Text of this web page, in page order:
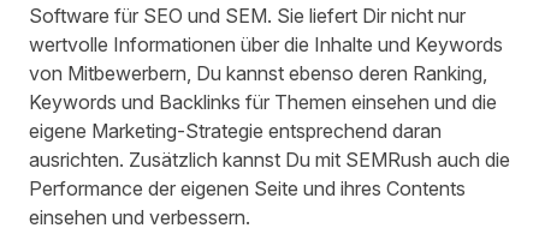
Software für SEO und SEM. Sie liefert Dir nicht nur
wertvolle Informationen über die Inhalte und Keywords
von Mitbewerbern, Du kannst ebenso deren Ranking,
Keywords und Backlinks für Themen einsehen und die
eigene Marketing-Strategie entsprechend daran
ausrichten. Zusätzlich kannst Du mit SEMRush auch die
Performance der eigenen Seite und ihres Contents
einsehen und verbessern.